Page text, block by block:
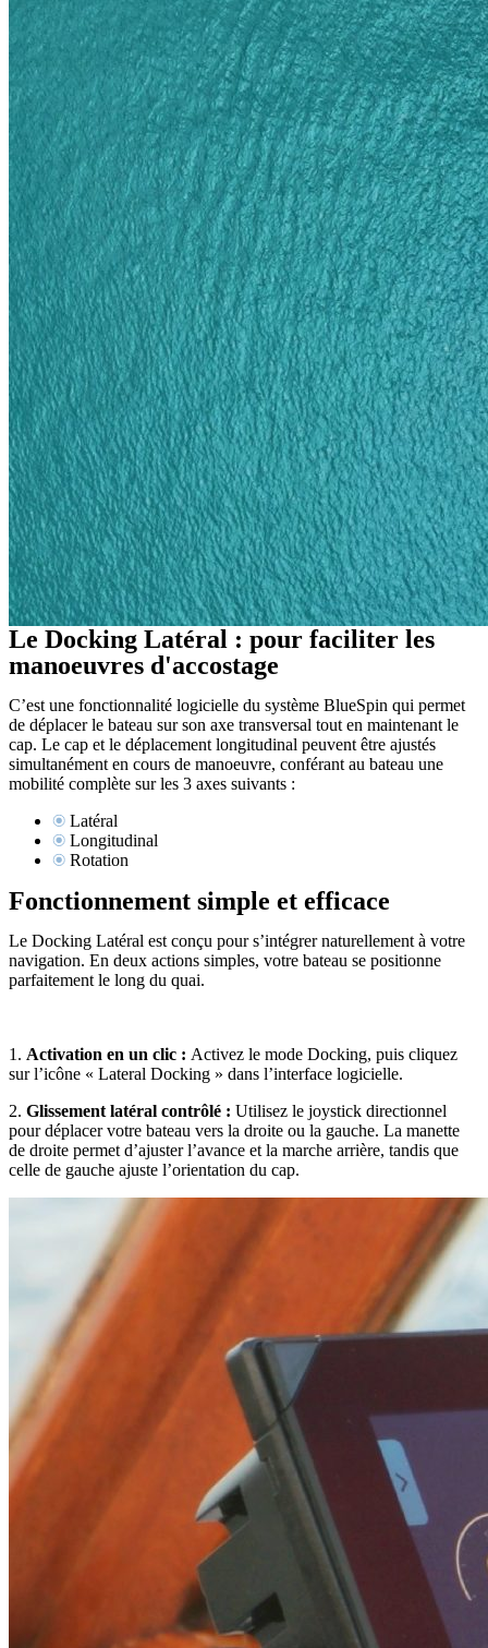
Le Docking Latéral : pour faciliter les
manoeuvres d'accostage
C’est une fonctionnalité logicielle du système BlueSpin qui permet
de déplacer le bateau sur son axe transversal tout en maintenant le
cap. Le cap et le déplacement longitudinal peuvent être ajustés
simultanément en cours de manoeuvre, conférant au bateau une
mobilité complète sur les 3 axes suivants :
Latéral
Longitudinal
Rotation
Fonctionnement simple et efficace
Le Docking Latéral est conçu pour s’intégrer naturellement à votre
navigation. En deux actions simples, votre bateau se positionne
parfaitement le long du quai.
1. Activation en un clic : Activez le mode Docking, puis cliquez
sur l’icône « Lateral Docking » dans l’interface logicielle.
2. Glissement latéral contrôlé : Utilisez le joystick directionnel
pour déplacer votre bateau vers la droite ou la gauche. La manette
de droite permet d’ajuster l’avance et la marche arrière, tandis que
celle de gauche ajuste l’orientation du cap.